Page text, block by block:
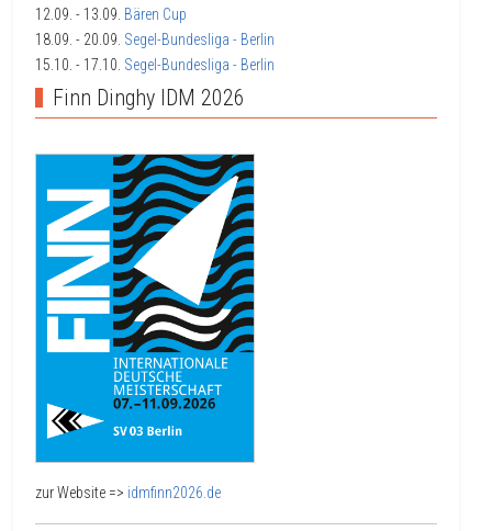
12.09. - 13.09. Bären Cup
18.09. - 20.09. Segel-Bundesliga - Berlin
15.10. - 17.10. Segel-Bundesliga - Berlin
Finn Dinghy IDM 2026
zur Website => idmfinn2026.de